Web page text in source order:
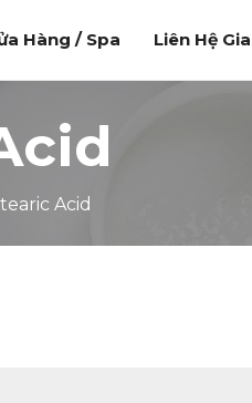
Hàng / Spa Liên Hệ
Acid